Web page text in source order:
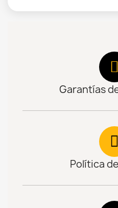
Garantías
Política